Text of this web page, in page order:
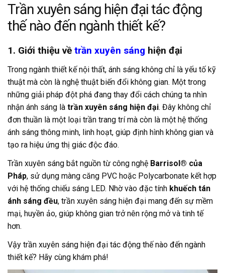
Trần xuyên sáng hiện đại tác động
thế nào đến ngành thiết kế?
1. Giới thiệu về trần xuyên sáng hiện đại
Trong ngành thiết kế nội thất, ánh sáng không chỉ là yếu tố kỹ
thuật mà còn là nghệ thuật biến đổi không gian. Một trong
những giải pháp đột phá đang thay đổi cách chúng ta nhìn
nhận ánh sáng là trần xuyên sáng hiện đại. Đây không chỉ
đơn thuần là một loại trần trang trí mà còn là một hệ thống
ánh sáng thông minh, linh hoạt, giúp định hình không gian và
tạo ra hiệu ứng thị giác độc đáo.
Trần xuyên sáng bắt nguồn từ công nghệ Barrisol® của
Pháp, sử dụng màng căng PVC hoặc Polycarbonate kết hợp
với hệ thống chiếu sáng LED. Nhờ vào đặc tính khuếch tán
ánh sáng đều, trần xuyên sáng hiện đại mang đến sự mềm
mại, huyền ảo, giúp không gian trở nên rộng mở và tinh tế
hơn.
Vậy trần xuyên sáng hiện đại tác động thế nào đến ngành
thiết kế? Hãy cùng khám phá!